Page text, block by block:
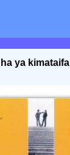
ya kimataifa